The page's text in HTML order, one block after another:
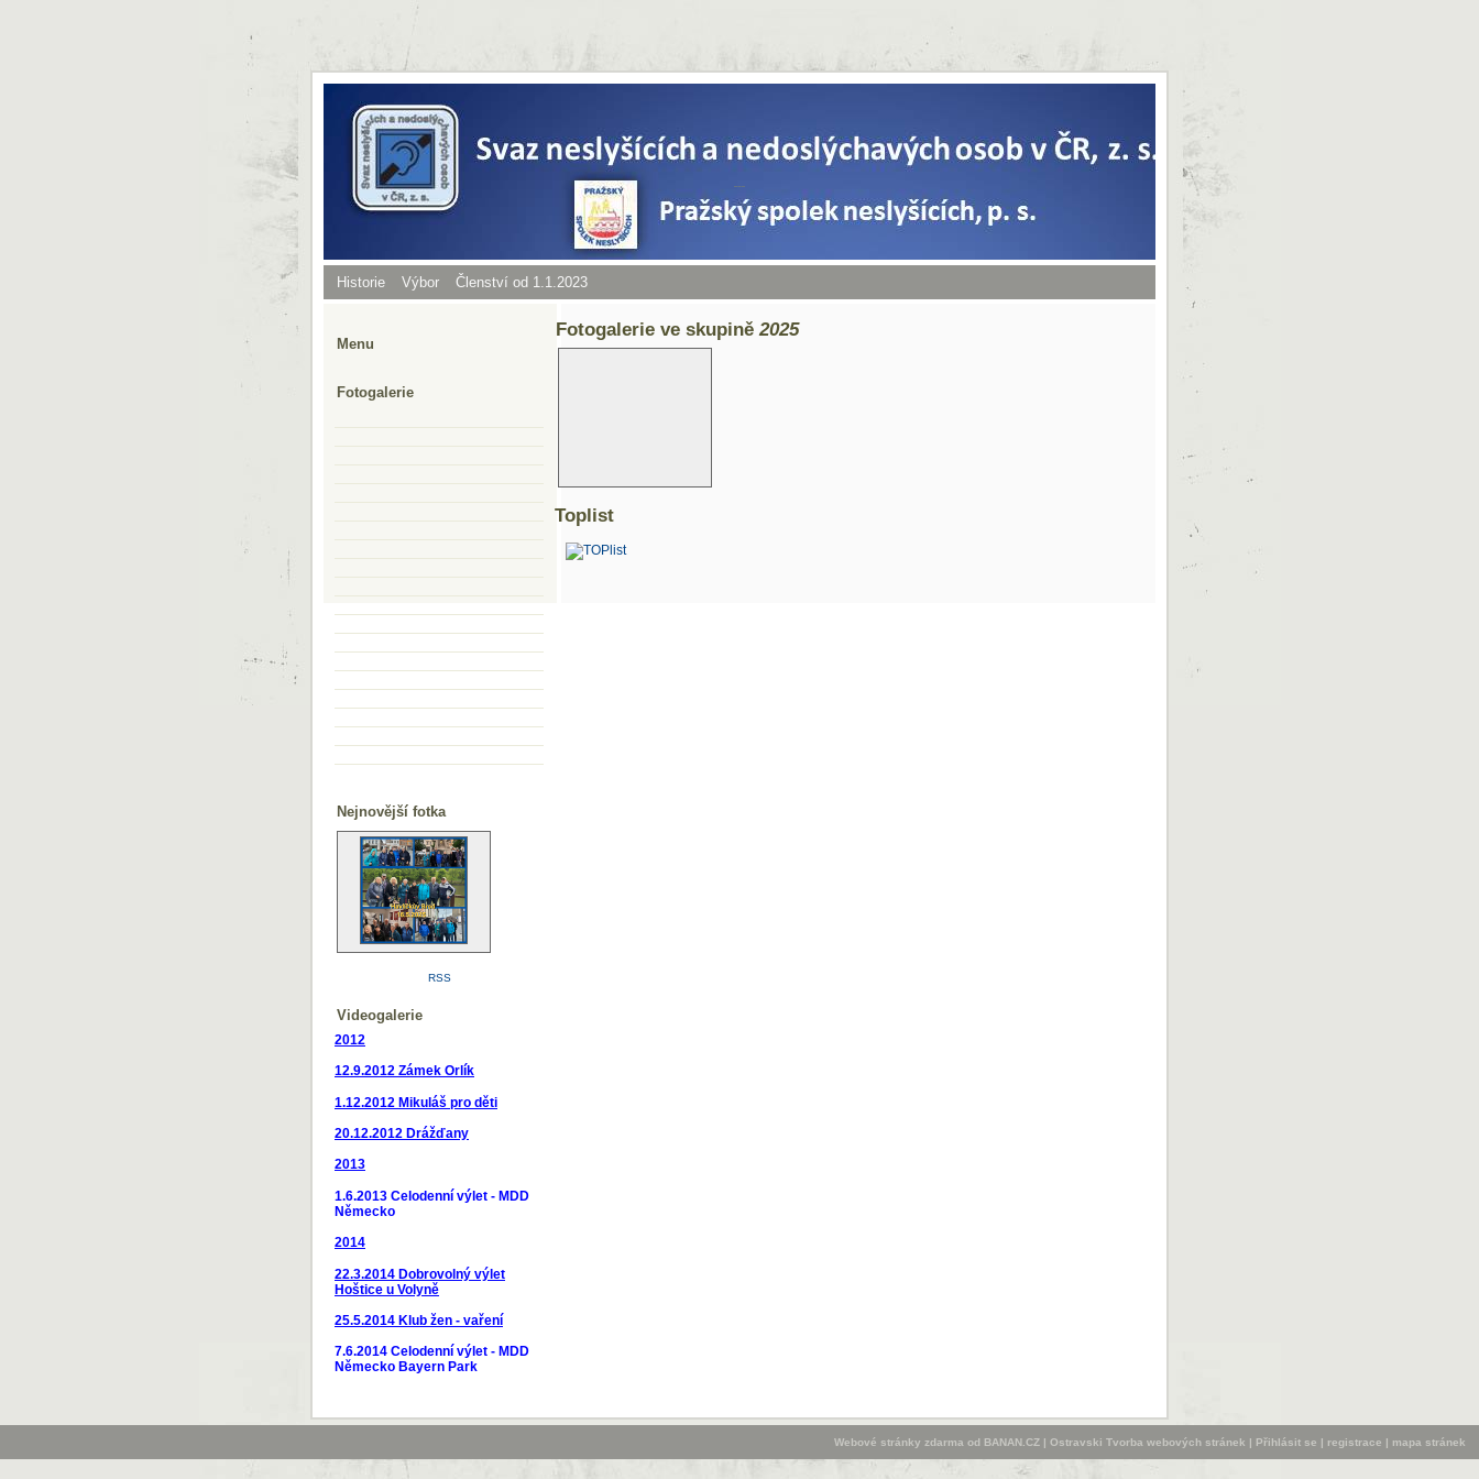
Historie Výbor Členství od 1.1.2023
Fotogalerie ve skupině2025
Menu
Fotogalerie
Nejnovější fotka
RSS
Videogalerie
2012
12.9.2012 Zámek Orlík
1.12.2012 Mikuláš pro děti
20.12.2012 Drážďany
2013
1.6.2013 Celodenní výlet - MDD
Německo
2014
22.3.2014 Dobrovolný výlet
Hoštice u Volyně
25.5.2014 Klub žen - vaření
7.6.2014 Celodenní výlet - MDD
Německo Bayern Park
Toplist
Webové stránky zdarma od BANAN.CZ | Ostravski Tvorba webových stránek | Přihlásit se | registrace | mapa stránek